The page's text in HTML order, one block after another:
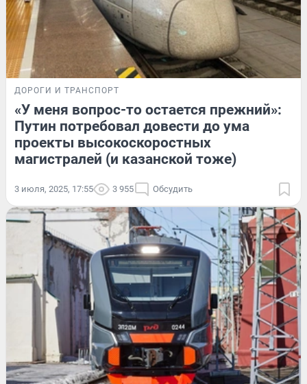
ДОРОГИ И ТРАНСПОРТ
«У меня вопрос-то остается прежний»:
Путин потребовал довести до ума
проекты высокоскоростных
магистралей (и казанской тоже)
3 июля, 2025, 17:55 3 955 Обсудить